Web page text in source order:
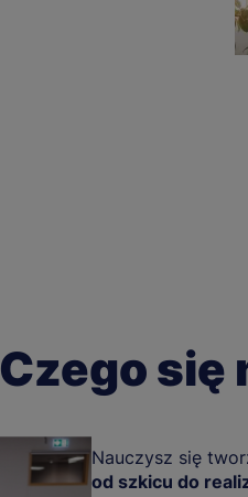
Czego się
Nauczysz się
od szkicu do